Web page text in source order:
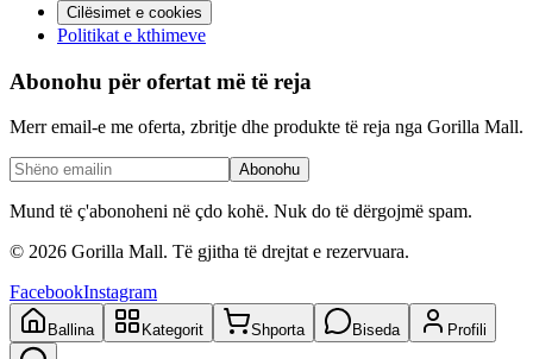
Cilësimet e cookies
Politikat e kthimeve
Abonohu për ofertat më të reja
Merr email-e me oferta, zbritje dhe produkte të reja nga Gorilla Mall.
Abonohu
Mund të ç'abonoheni në çdo kohë. Nuk do të dërgojmë spam.
© 2026 Gorilla Mall. Të gjitha të drejtat e rezervuara.
FacebookInstagram
Ballina Kategorit Shporta Biseda Profili